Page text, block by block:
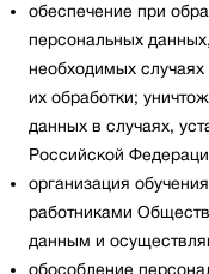
обеспечение при
персональных
необходимых
их обработки;
данных в случаях,
Российской
организация
работниками
данным и
обособление